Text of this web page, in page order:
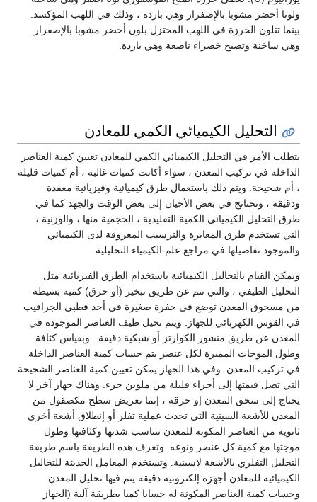
ولونا أحضر مشوبا بالإصفرار وهي باردة ، وذلك في اللهب المؤكسد.
بينما تتلون الخرزة في اللهب المختزل بلون أخضر مشوبا بالإصفرار
وهي ساخنة وتصبح خضراء ناصعة وهي باردة.
التحليل الكيميائي الكمي للمعادن
يتطلب الأمر في التحليل الكيميائي الكمي للمعادن تعيين كمية العناصر
الداخلة في تركيب المعدن ، سواء أكانت كميات غالبة ، أم كميات قليلة
، أم شحيحة. ويتم ذلك باستعمال طرق كيميائية وفيزيائية معقدة
ودقيقة ، وتحتاتج في بعض الأحيان إلى بعض الوقت والجهد كما في
طرق التحليل الكيميائي الكمية التقليدية ، الحجمية منها ، والوزنية ،
التي تستخدم طرق المعايرة والترسيب المعروفة لدى الكيميائي
والموجود تفاصيلها في مراجع علم الكيمياء التحليلية.
ويمكن القيام بالتحاليل الكيميائية باستخدام الطرق الفيزيائية مثل
التحليل الطيفي ، والتي تتم عن طريق تبخير (أو حرق) كمية بسيطة
من مسحوق المعدن توضع في حفرة صغيرة في أحد قطبي الجرافيب
في القوس الكهربائي للجهاز. ويتم تحيل طيف العناصر الموجودة في
المعدن عن طريق منشور الكوارتز أو شبكية دقيقة . وبقياس كثافة
وطول الموجات المميزة لكل عنصر يتم حساب كمية العناصر الداخلة
في تركيب المعدن. وفي هذا الجهاز يمكن تعيين كمية العناصر الشحيحة
التي تصل قيمتها إلى أجزاء قليلة من ملوين جزء. وهناك جهاز آخر لا
يحتاج إلى سحق المعدن إو حرقه ، إنما تعريض سطح مكصقول من
المعدن للأشعة السينية التي تحدث عملية تفلر أو إنطلاق أشعة أخرى
ثانوية من العناصر المكونة للمعدن تتناسب شدتها وكثافتها وطول
موجتها مع كمية كل عنصر ونوعه. وتعرف هذه الطريقة باسم طريقة
التحليل التفلري بالأشعة لاسينية. وتستخدم المعامل الحديثة للتحاليل
الكيميائية للمعادن أجهزة إلكترونية دقيقة يتم فيها تحليل المعدن
وحساب كمية العناصر المكونة له حسابا كميا بطريقة آلية (الجهاز